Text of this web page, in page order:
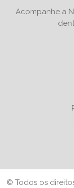
Acompanhe a
© Todos os